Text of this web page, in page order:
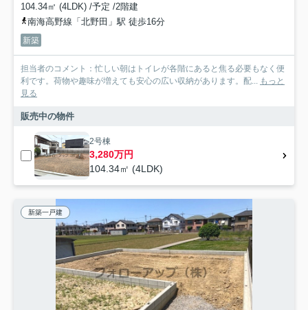
104.34㎡ (4LDK) /予定 /2階建
南海高野線「北野田」駅 徒歩16分
新築
担当者のコメント：忙しい朝はトイレが各階にあると焦る必要もなく便
利です。荷物や趣味が増えても安心の広い収納があります。配... もっと
見る
販売中の物件
2号棟
3,280万円
104.34㎡ (4LDK)
新築一戸建